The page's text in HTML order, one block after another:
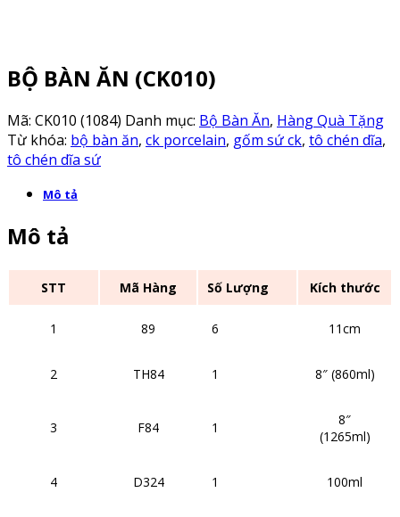
BỘ BÀN ĂN (CK010)
Mã: CK010 (1084) Danh mục: Bộ Bàn Ăn, Hàng Quà Tặng
Từ khóa: bộ bàn ăn, ck porcelain, gốm sứ ck, tô chén dĩa,
tô chén dĩa sứ
Mô tả
Mô tả
STT Mã Hàng Số Lượng Kích thước
1 89 6 11cm
2 TH84 1 8″ (860ml)
3 F84 1
8″
(1265ml)
4 D324 1 100ml